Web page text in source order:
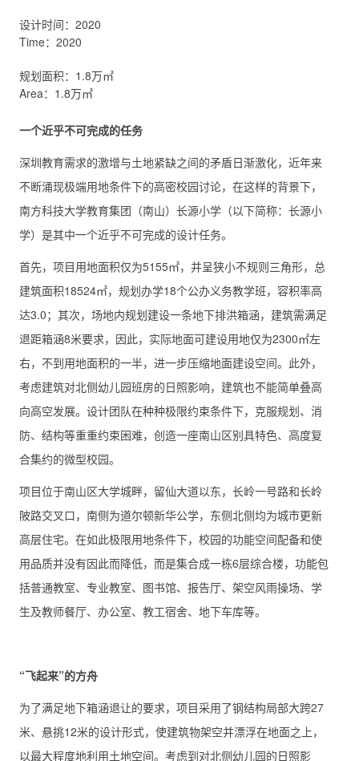
设计时间：2020
Time：2020
规划面积：1.8万㎡
Area：1.8万㎡
一个近乎不可完成的任务
深圳教育需求的激增与土地紧缺之间的矛盾日渐激化，近年来
不断涌现极端用地条件下的高密校园讨论，在这样的背景下，
南方科技大学教育集团（南山）长源小学（以下简称：长源小
学）是其中一个近乎不可完成的设计任务。
首先，项目用地面积仅为5155㎡，并呈狭小不规则三角形，总
建筑面积18524㎡，规划办学18个公办义务教学班，容积率高
达3.0；其次，场地内规划建设一条地下排洪箱涵，建筑需满足
退距箱涵8米要求，因此，实际地面可建设用地仅为2300㎡左
右，不到用地面积的一半，进一步压缩地面建设空间。此外，
考虑建筑对北侧幼儿园班房的日照影响，建筑也不能简单叠高
向高空发展。设计团队在种种极限约束条件下，克服规划、消
防、结构等重重约束困难，创造一座南山区别具特色、高度复
合集约的微型校园。
项目位于南山区大学城畔，留仙大道以东，长岭一号路和长岭
陂路交叉口，南侧为道尔顿新华公学，东侧北侧均为城市更新
高层住宅。在如此极限用地条件下，校园的功能空间配备和使
用品质并没有因此而降低，而是集合成一栋6层综合楼，功能包
括普通教室、专业教室、图书馆、报告厅、架空风雨操场、学
生及教师餐厅、办公室、教工宿舍、地下车库等。
“飞起来”的方舟
为了满足地下箱涵退让的要求，项目采用了钢结构局部大跨27
米、悬挑12米的设计形式，使建筑物架空并漂浮在地面之上，
以最大程度地利用土地空间。考虑到对北侧幼儿园的日照影